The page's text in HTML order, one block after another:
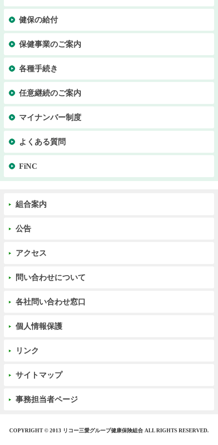
健保の給付
保健事業のご案内
各種手続き
任意継続のご案内
マイナンバー制度
よくある質問
FiNC
組合案内
公告
アクセス
問い合わせについて
各社問い合わせ窓口
個人情報保護
リンク
サイトマップ
事務担当者ページ
COPYRIGHT © 2013 リコー三愛グループ健康保険組合 ALL RIGHTS RESERVED.